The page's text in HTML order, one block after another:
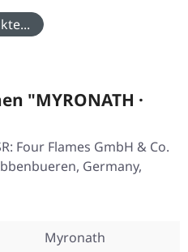
"MYRONATH ·
Four Flames GmbH & Co.
Germany,
Myronath